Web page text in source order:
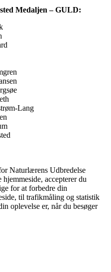
Medaljen – GULD:
Lang
Naturlærens Udbredelse
accepterer du
for at forbedre din
til trafikmåling og statistik
oplevelse er, når du besøger